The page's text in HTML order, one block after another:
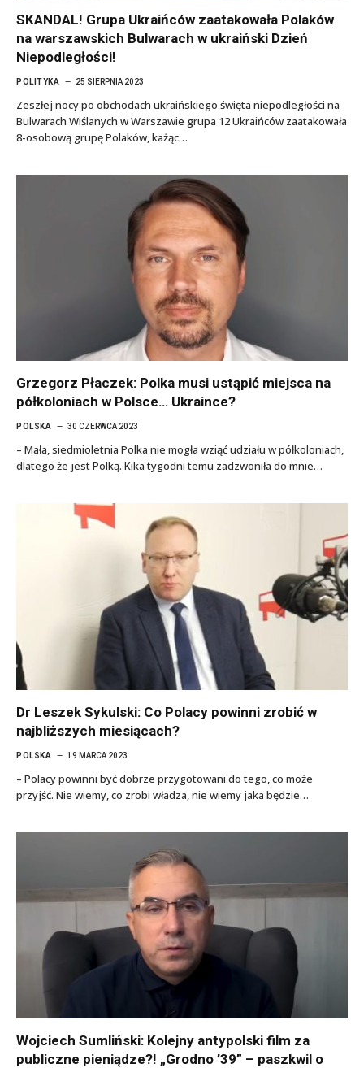
SKANDAL! Grupa Ukraińców zaatakowała Polaków
na warszawskich Bulwarach w ukraiński Dzień
Niepodległości!
POLITYKA 25 SIERPNIA 2023
Zeszłej nocy po obchodach ukraińskiego święta niepodległości na
Bulwarach Wiślanych w Warszawie grupa 12 Ukraińców zaatakowała
8-osobową grupę Polaków, każąc…
Grzegorz Płaczek: Polka musi ustąpić miejsca na
półkoloniach w Polsce… Ukraince?
POLSKA 30 CZERWCA 2023
– Mała, siedmioletnia Polka nie mogła wziąć udziału w półkoloniach,
dlatego że jest Polką. Kika tygodni temu zadzwoniła do mnie…
Dr Leszek Sykulski: Co Polacy powinni zrobić w
najbliższych miesiącach?
POLSKA 19 MARCA 2023
– Polacy powinni być dobrze przygotowani do tego, co może
przyjść. Nie wiemy, co zrobi władza, nie wiemy jaka będzie…
Wojciech Sumliński: Kolejny antypolski film za
publiczne pieniądze?! „Grodno ’39” – paszkwil o